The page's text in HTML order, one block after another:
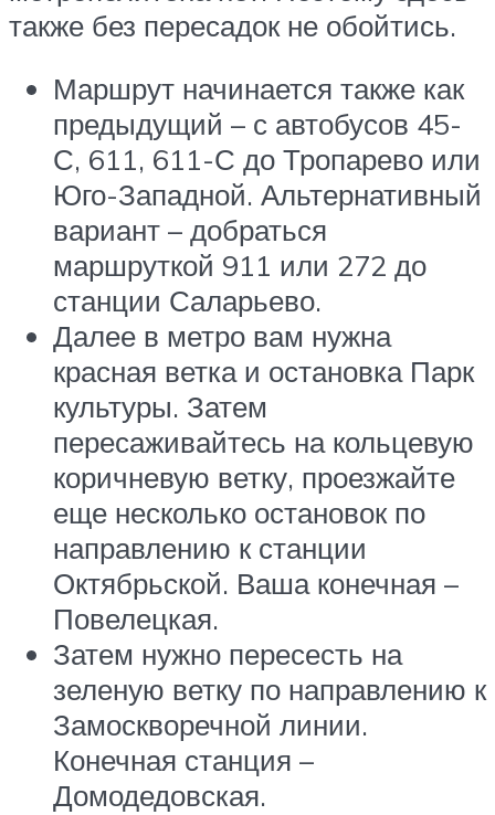
также без пересадок не обойтись.
Маршрут начинается также как
предыдущий – с автобусов 45-
С, 611, 611-С до Тропарево или
Юго-Западной. Альтернативный
вариант – добраться
маршруткой 911 или 272 до
станции Саларьево.
Далее в метро вам нужна
красная ветка и остановка Парк
культуры. Затем
пересаживайтесь на кольцевую
коричневую ветку, проезжайте
еще несколько остановок по
направлению к станции
Октябрьской. Ваша конечная –
Повелецкая.
Затем нужно пересесть на
зеленую ветку по направлению к
Замоскворечной линии.
Конечная станция –
Домодедовская.